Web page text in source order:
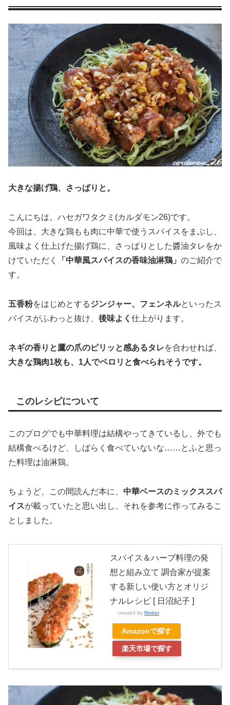
大きな揚げ鶏、さっぱりと。
こんにちは。ハセガワタクミ(カルダモン26)です。
今回は、大きな鶏もも肉に中華で使うスパイスをまぶし、
風味よく仕上げた揚げ鶏に、さっぱりとした醬油タレをか
けていただく
「中華風スパイスの香味油淋鶏」 のご紹介で
す。
五香粉をはじめとするジンジャー、フェンネルといったス
パイスがふわっと抜け、 後味よく 仕上がります。
ネギの香りと鷹の爪のピリッと感あるタレを合わせれば、
大きな鶏肉1枚も、1人でペロリと食べられそうです。
このレシピについて
このブログでも中華料理は結構やってきているし、外でも
結構食べるけど、しばらく食べていないな……とふと思っ
た料理は油淋鶏。
ちょうど、この間読んだ本に、 中華ベースのミックススパ
イスが載っていたと思い出し、それを参考に作ってみるこ
としました。
スパイス＆ハーブ料理の発
想と組み立て 調合家が提案
する新しい使い方とオリジ
ナルレシピ [ 日沼紀子 ]
created by Rinker
Amazonで探す
楽天市場で探す